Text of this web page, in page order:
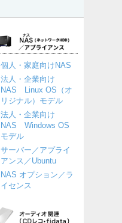
個人・家庭向けNAS
法人・企業向け
NAS Linux OS（オ
リジナル）モデル
法人・企業向け
NAS Windows OS
モデル
サーバー／アプライ
アンス／Ubuntu
NAS オプション／ラ
イセンス